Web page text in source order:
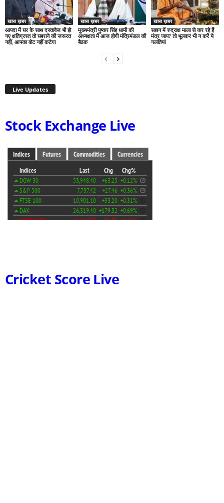
खास ख़बर
आपदा में घर के साथ दस्तावेज भी हो
गए क्षतिग्रस्त तो घबराने की जरूरत
नहीं, आपका वोट नहीं कटेगा
खास ख़बर
मुख्यमंत्री पुष्कर सिंह धामी की
अध्यक्षता में आज होगी मंत्रिमंडल की
बैठक
खास ख़बर
सावन में रुद्राक्ष माला से कर रहे हैं
मंत्र जाप? तो भूलकर भी न करें ये
गलतियां
Live Updates
Stock Exchange Live
Cricket Score Live